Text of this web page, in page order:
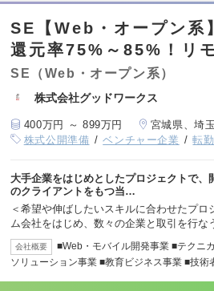
SE【Web・オープン系
還元率75%～85%！リ
SE（Web・オープン系）
株式会社グッドワークス
400万円 ～ 899万円
宮城県、埼
株式公開準備
ベンチャー企業 転
大手企業をはじめとしたプロジェクトで
のクライアントをもつ当…
＜希望や伸ばしたいスキルに合わせたプ
ム会社をはじめ、数々の企業と取引を行
会社概要
■Web・モバイル開発事業 ■テクニ
ソリューション事業 ■教育ビジネス事業 ■技